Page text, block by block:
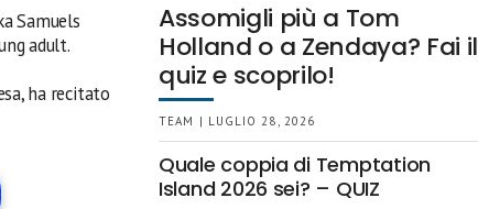
Samuels
adult.
ha recitato
Assomigli più a Tom
Holland o a Zendaya? Fai il
quiz e scoprilo!
TEAM | LUGLIO 28, 2026
Quale coppia di Temptation
Island 2026 sei? – QUIZ